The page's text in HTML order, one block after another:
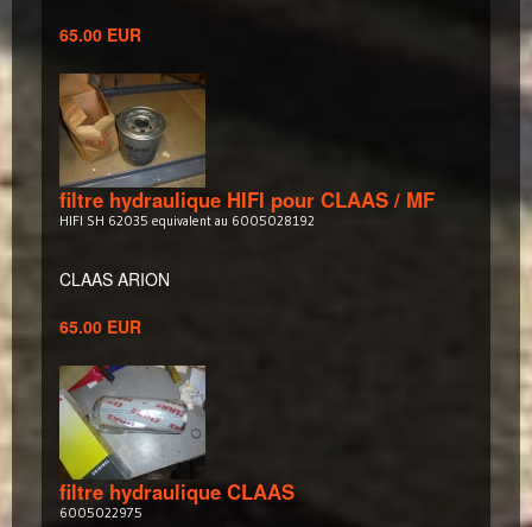
65.00 EUR
filtre hydraulique HIFI pour CLAAS / MF
HIFI SH 62035 equivalent au 6005028192
CLAAS ARION
65.00 EUR
filtre hydraulique CLAAS
6005022975